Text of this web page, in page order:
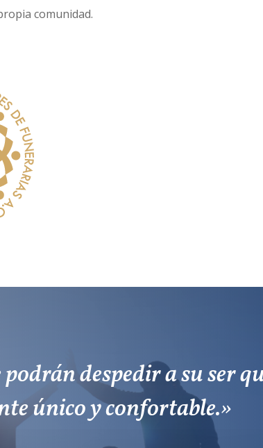
comunidad.
despedir a su ser
único y confortable.»